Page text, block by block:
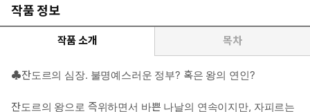
작품 정보
작품 소개 목차
♣잔도르의 심장. 불명예스러운 정부? 혹은 왕의 연인?
잔도르의 왕으로 즉위하면서 바쁜 나날의 연속이지만, 자피르는